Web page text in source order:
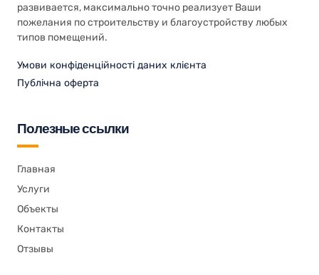
развивается, максимально точно реализует Ваши
пожелания по строительству и благоустройству любых
типов помещений.
Умови конфіденційності даних клієнта
Публічна оферта
Полезные ссылки
Главная
Услуги
Объекты
Контакты
Отзывы